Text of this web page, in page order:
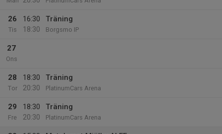
26
Tis
16:30
18:30
Träning
Borgsmo IP
27
Ons
28
Tor
18:30
20:30
Träning
PlatinumCars Arena
29
Fre
18:30
20:30
Träning
PlatinumCars Arena